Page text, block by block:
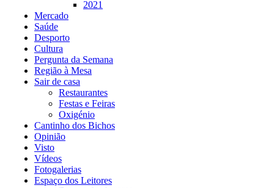
2021
Mercado
Saúde
Desporto
Cultura
Pergunta da Semana
Região à Mesa
Sair de casa
Restaurantes
Festas e Feiras
Oxigénio
Cantinho dos Bichos
Opinião
Visto
Vídeos
Fotogalerias
Espaço dos Leitores